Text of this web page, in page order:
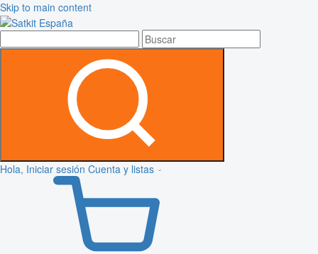
Skip to main content
Hola, Iniciar sesión Cuenta y listas